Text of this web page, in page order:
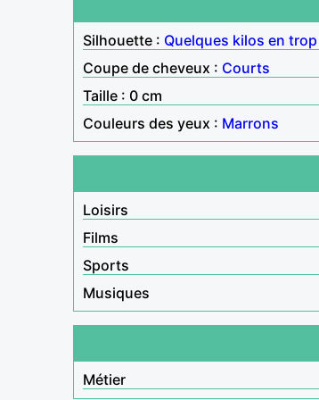
Silhouette : Quelques kilos en trop
Coupe de cheveux : Courts
Taille : 0 cm
Couleurs des yeux : Marrons
Loisirs
Films
Sports
Musiques
Métier